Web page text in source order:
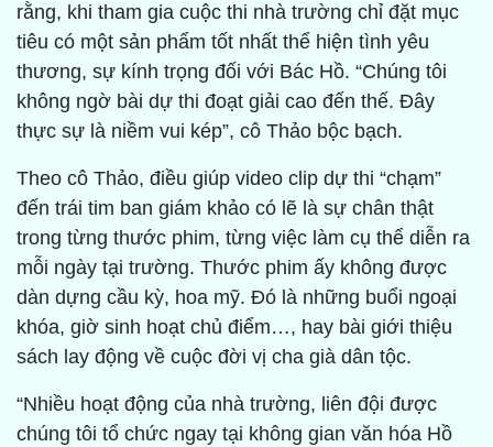
rằng, khi tham gia cuộc thi nhà trường chỉ đặt mục
tiêu có một sản phẩm tốt nhất thể hiện tình yêu
thương, sự kính trọng đối với Bác Hồ. “Chúng tôi
không ngờ bài dự thi đoạt giải cao đến thế. Đây
thực sự là niềm vui kép”, cô Thảo bộc bạch.
Theo cô Thảo, điều giúp video clip dự thi “chạm”
đến trái tim ban giám khảo có lẽ là sự chân thật
trong từng thước phim, từng việc làm cụ thể diễn ra
mỗi ngày tại trường. Thước phim ấy không được
dàn dựng cầu kỳ, hoa mỹ. Đó là những buổi ngoại
khóa, giờ sinh hoạt chủ điểm…, hay bài giới thiệu
sách lay động về cuộc đời vị cha già dân tộc.
“Nhiều hoạt động của nhà trường, liên đội được
chúng tôi tổ chức ngay tại không gian văn hóa Hồ